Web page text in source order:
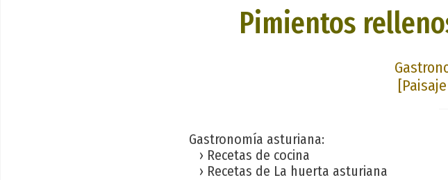
Pimientos
Gastronomía asturiana:
› Recetas de cocina
› Recetas de La huerta asturiana